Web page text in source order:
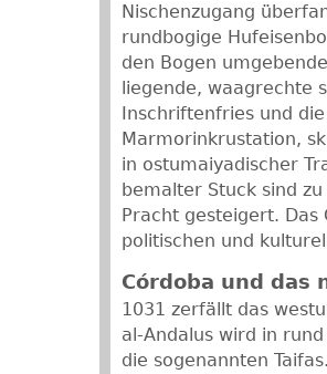
Nischenzugang
rundbogige
den Bogen
liegende, waagrechte
Inschriftenfries und
Marmorinkrustation,
in ostumaiyadischer
bemalter Stuck sind
Pracht gesteigert.
politischen und
Córdoba und das
1031 zerfällt das
al-Andalus wird in
die sogenannten